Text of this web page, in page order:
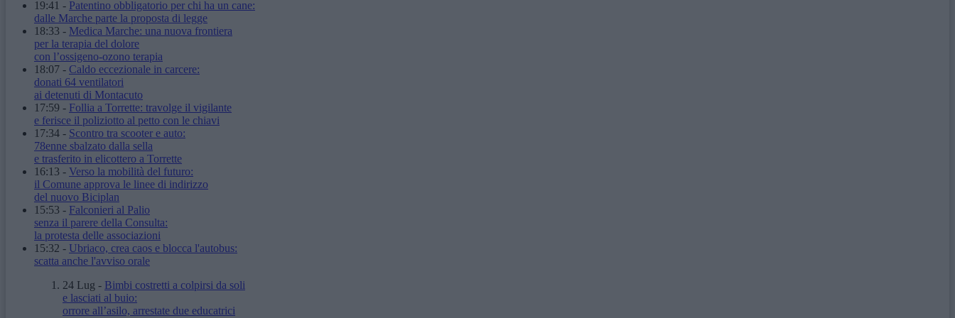
19:41 - Patentino obbligatorio per chi ha un cane:
dalle Marche parte la proposta di legge
18:33 - Medica Marche: una nuova frontiera
per la terapia del dolore
con l’ossigeno-ozono terapia
18:07 - Caldo eccezionale in carcere:
donati 64 ventilatori
ai detenuti di Montacuto
17:59 - Follia a Torrette: travolge il vigilante
e ferisce il poliziotto al petto con le chiavi
17:34 - Scontro tra scooter e auto:
78enne sbalzato dalla sella
e trasferito in elicottero a Torrette
16:13 - Verso la mobilità del futuro:
il Comune approva le linee di indirizzo
del nuovo Biciplan
15:53 - Falconieri al Palio
senza il parere della Consulta:
la protesta delle associazioni
15:32 - Ubriaco, crea caos e blocca l'autobus:
scatta anche l'avviso orale
24 Lug - Bimbi costretti a colpirsi da soli
e lasciati al buio:
orrore all’asilo, arrestate due educatrici